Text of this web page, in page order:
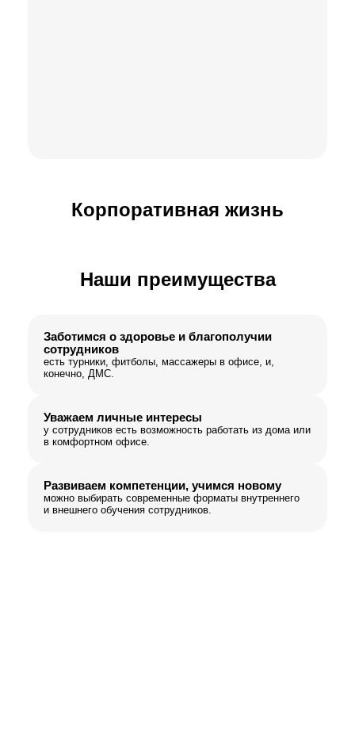
Корпоративная жизнь
Наши преимущества
Заботимся о здоровье и благополучии
сотрудников
есть турники, фитболы, массажеры в офисе, и,
конечно, ДМС.
Уважаем личные интересы
у сотрудников есть возможность работать из дома или
в комфортном офисе.
Развиваем компетенции, учимся новому
можно выбирать современные форматы внутреннего
и внешнего обучения сотрудников.